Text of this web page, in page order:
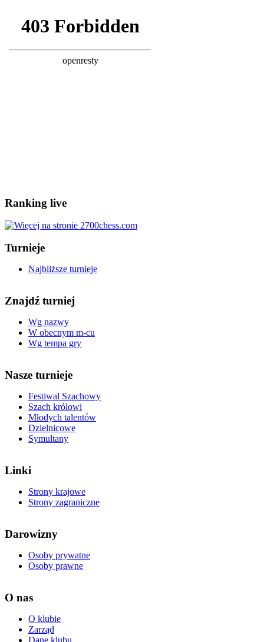
Ranking live
Turnieje
Najbliższe turnieje
Znajdź turniej
Wg nazwy
W obecnym m-cu
Wg tempa gry
Nasze turnieje
Festiwal Szachowy
Szach królowi
Młodych talentów
Dzielnicowe
Symultany
Linki
Strony krajowe
Strony zagraniczne
Darowizny
Osoby prywatne
Osoby prawne
O nas
O klubie
Zarząd